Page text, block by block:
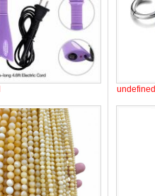
undefined